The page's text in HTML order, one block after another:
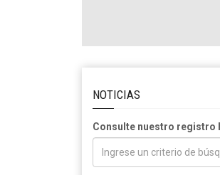
NOTICIAS
Consulte nuestro registro